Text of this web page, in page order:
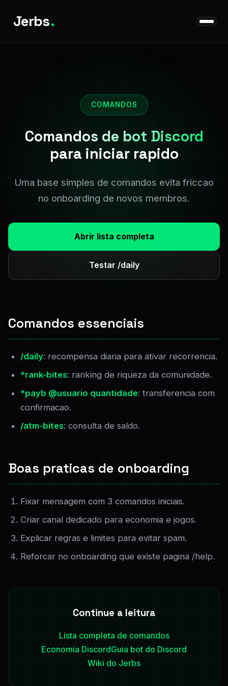
Jerbs.
COMANDOS
Comandos de bot Discord
para iniciar rapido
Uma base simples de comandos evita friccao
no onboarding de novos membros.
Abrir lista completa
Testar /daily
Comandos essenciais
/daily: recompensa diaria para ativar recorrencia.
*rank-bites: ranking de riqueza da comunidade.
*payb @usuario quantidade: transferencia com
confirmacao.
/atm-bites: consulta de saldo.
Boas praticas de onboarding
Fixar mensagem com 3 comandos iniciais.
Criar canal dedicado para economia e jogos.
Explicar regras e limites para evitar spam.
Reforcar no onboarding que existe pagina /help.
Continue a leitura
Lista completa de comandos
Economia DiscordGuia bot do Discord
Wiki do Jerbs